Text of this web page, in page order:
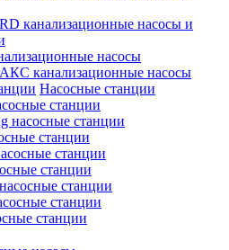
канализационные насосы и
насосы
канализационные насосы
Насосные станции
станции
насосные станции
станции
станции
станции
станции
станции
станции